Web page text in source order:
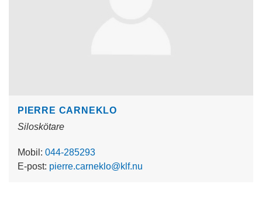
PIERRE CARNEKLO
Siloskötare
Mobil: 044-285293
E-post: pierre.carneklo@klf.nu